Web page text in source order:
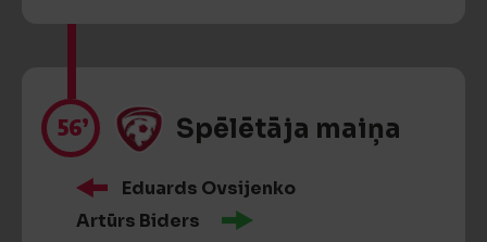
56’ Spēlētāja maiņa
Eduards Ovsijenko
Artūrs Biders